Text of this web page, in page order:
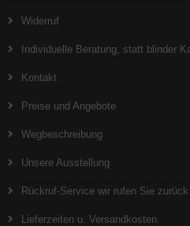
Widerruf
Individuelle Beratung, statt blinder
Kontakt
Preise und Angebote
Wegbeschreibung
Unsere Ausstellung
Rückruf-Service wir rufen Sie zurück
Lieferzeiten u. Versandkosten